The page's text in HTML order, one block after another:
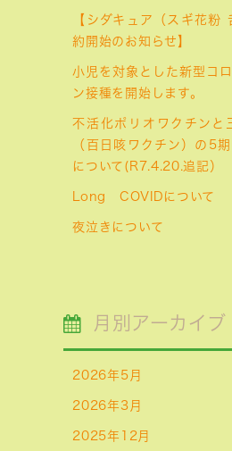
【シダキュア（スギ花粉
約開始のお知らせ】
小児を対象とした新型コ
ン接種を開始します。
不活化ポリオワクチンと
（百日咳ワクチン）の5
について(R7.4.20.追記）
Long COVIDについて
夜泣きについて
月別アーカイブ
2026年5月
2026年3月
2025年12月